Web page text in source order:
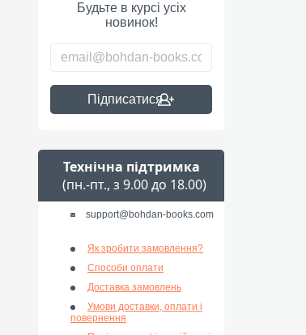
Будьте в курсі усіх
новинок!
Підписатися
Технічна підтримка
(пн.-пт., з 9.00 до 18.00)
support@bohdan-books.com
Як зробити замовлення?
Способи оплати
Доставка замовлень
Умови доставки, оплати і
повернення